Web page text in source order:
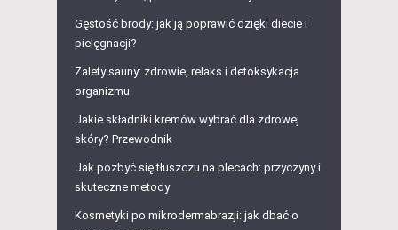
Gęstość brody: jak ją poprawić dzięki diecie i
pielęgnacji?
Zalety sauny: zdrowie, relaks i detoksykacja
organizmu
Jakie składniki kremów wybrać dla zdrowej
skóry? Przewodnik
Jak pozbyć się tłuszczu na plecach: przyczyny i
skuteczne metody
Kosmetyki po mikrodermabrazji: jak dbać o